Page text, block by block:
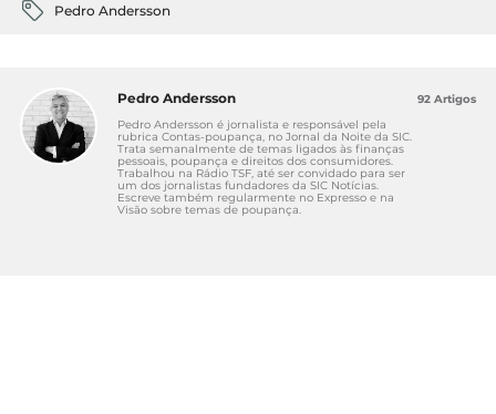
Pedro Andersson
Pedro Andersson
Pedro Andersson é jornalista e responsável pela
rubrica Contas-poupança, no Jornal da Noite da SIC.
Trata semanalmente de temas ligados às finanças
pessoais, poupança e direitos dos consumidores.
Trabalhou na Rádio TSF, até ser convidado para ser
um dos jornalistas fundadores da SIC Notícias.
Escreve também regularmente no Expresso e na
Visão sobre temas de poupança.
92 Artigos